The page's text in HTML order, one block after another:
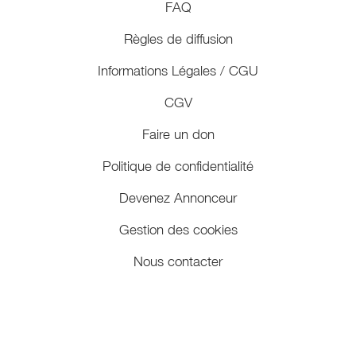
FAQ
Règles de diffusion
Informations Légales / CGU
CGV
Faire un don
Politique de confidentialité
Devenez Annonceur
Gestion des cookies
Nous contacter